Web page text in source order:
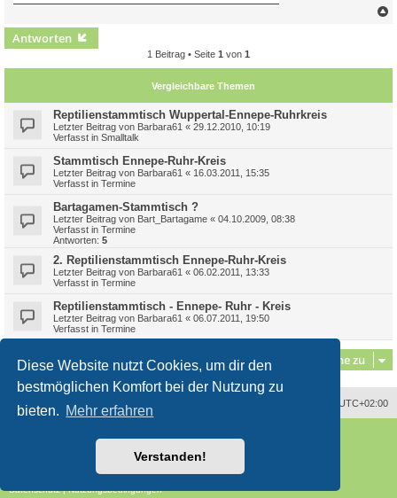
Diese Website nutzt Cookies, um dir den
bestmöglichen Komfort bei der Nutzung zu
bieten. Mehr erfahren
Verstanden!
b
Antworten
1 Beitrag • Seite 1 von 1
Vergleichbare Themen
Reptilienstammtisch Wuppertal-Ennepe-Ruhrkreis
Letzter Beitrag von Barbara61 « 29.12.2010, 10:19
Verfasst in Smalltalk
Stammtisch Ennepe-Ruhr-Kreis
Letzter Beitrag von Barbara61 « 16.03.2011, 15:35
Verfasst in Termine
Bartagamen-Stammtisch ?
Letzter Beitrag von Bart_Bartagame « 04.10.2009, 08:38
Verfasst in Termine
Antworten: 5
2. Reptilienstammtisch Ennepe-Ruhr-Kreis
Letzter Beitrag von Barbara61 « 06.02.2011, 13:33
Verfasst in Termine
Reptilienstammtisch - Ennepe- Ruhr - Kreis
Letzter Beitrag von Barbara61 « 06.07.2011, 19:50
Verfasst in Termine
Gehe zu
UTC+02:00
Deutsche Übersetzung durch
2017
Datenschutz|Nutzungsbedingungen